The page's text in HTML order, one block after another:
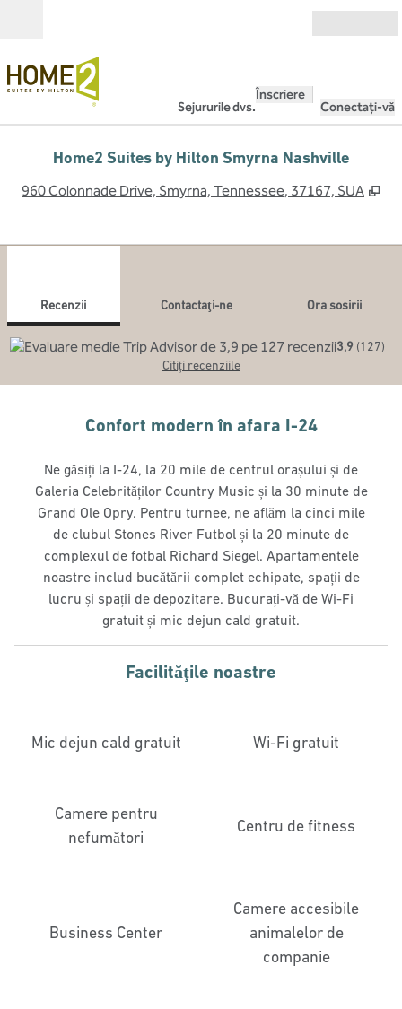
Sejururile dvs.
Înscriere
Conectați-vă
Home2 Suites by Hilton Smyrna Nashville
960 Colonnade Drive, Smyrna, Tennessee, 37167, SUA ,
Recenzii Contactaţi-ne
Ora sosirii
3,9 (127)
Citiți recenziile
Confort modern în afara I-24
Ne găsiți la I-24, la 20 mile de centrul orașului și de
Galeria Celebrităților Country Music și la 30 minute de
Grand Ole Opry. Pentru turnee, ne aflăm la cinci mile
de clubul Stones River Futbol și la 20 minute de
complexul de fotbal Richard Siegel. Apartamentele
noastre includ bucătării complet echipate, spații de
lucru și spații de depozitare. Bucurați-vă de Wi-Fi
gratuit și mic dejun cald gratuit.
Facilităţile noastre
Mic dejun cald gratuit Wi-Fi gratuit
Camere pentru
nefumători
Centru de fitness
Business Center
Camere accesibile
animalelor de
companie